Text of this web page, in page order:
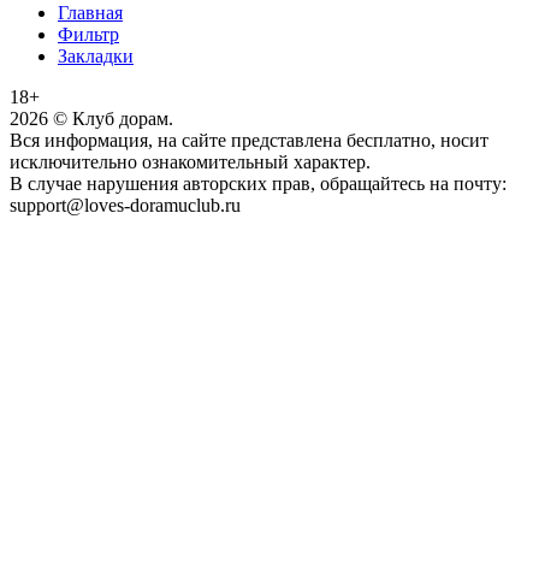
Главная
Фильтр
Закладки
18+
2026 © Клуб дорам.
Вся информация, на сайте представлена бесплатно, носит
исключительно ознакомительный характер.
В случае нарушения авторских прав, обращайтесь на почту:
support@loves-doramuclub.ru